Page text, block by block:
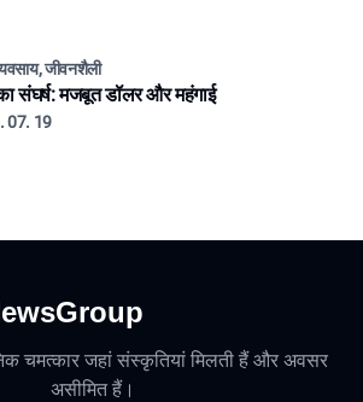
जीवनशैली
संघर्ष: मजबूत डॉलर और महंगाई
07. 19
चमत्कार जहां संस्कृतियां मिलती हैं और अवसर
असीमित हैं।